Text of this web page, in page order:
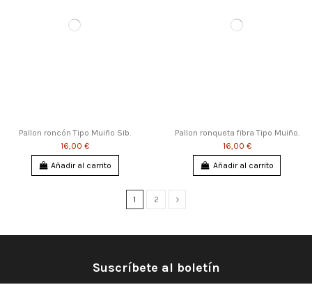
Pallon roncón Tipo Muiño Sib.
16,00 €
Añadir al carrito
Pallon ronqueta fibra Tipo Muiño.
16,00 €
Añadir al carrito
1 2
Suscríbete al boletín